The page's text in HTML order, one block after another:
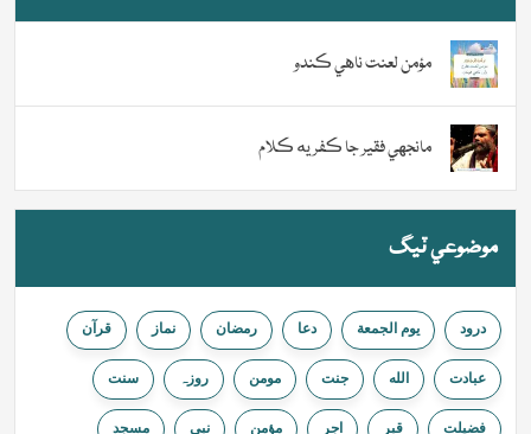
مؤمن لعنت ناهي ڪندو
مانجهي فقير جا ڪفريه ڪلام
موضوعي ٽيگ
درود يوم الجمعة دعا رمضان نماز قرآن
عبادت الله جنت مومن روزہ سنت
فضیلت قبر اجر مؤمن نبي مسجد